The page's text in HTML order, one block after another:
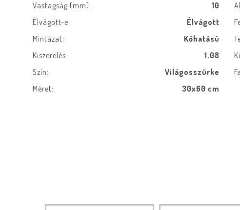
Vastagság (mm):
10
Élvágott-e:
Élvágott
Mintázat:
Kőhatású
Kiszerelés:
1.08
Szín:
Világosszürke
Méret:
30x60 cm